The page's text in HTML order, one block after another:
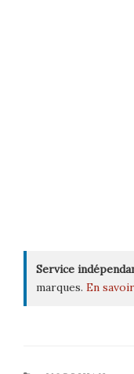
Service
marques. En